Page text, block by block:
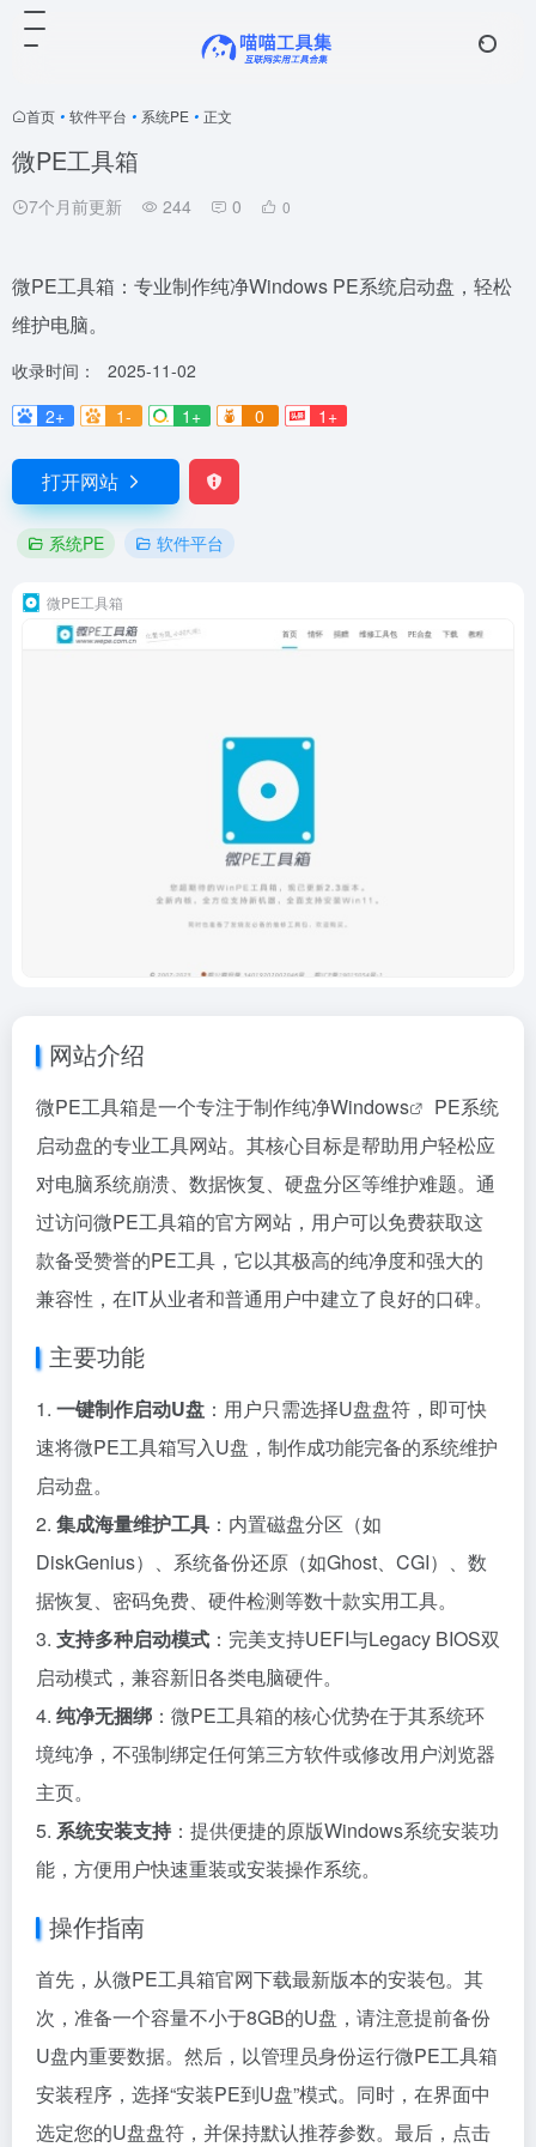
首页 • 软件平台 • 系统PE • 正文
微PE工具箱
7个月前更新 244 0 0
微PE工具箱：专业制作纯净Windows PE系统启动盘，轻松
维护电脑。
收录时间：
2025-11-02
2+
1- 1+ 0 1+
打开网站
系统PE 软件平台
微PE工具箱
网站介绍
微PE工具箱是一个专注于制作纯净Windows
PE系统
启动盘的专业工具网站。其核心目标是帮助用户轻松应
对电脑系统崩溃、数据恢复、硬盘分区等维护难题。通
过访问微PE工具箱的官方网站，用户可以免费获取这
款备受赞誉的PE工具，它以其极高的纯净度和强大的
兼容性，在IT从业者和普通用户中建立了良好的口碑。
主要功能
1. 一键制作启动U盘 ：用户只需选择U盘盘符，即可快
速将微PE工具箱写入U盘，制作成功能完备的系统维护
启动盘。
2. 集成海量维护工具 ：内置磁盘分区（如
DiskGenius）、系统备份还原（如Ghost、CGI）、数
据恢复、密码免费、硬件检测等数十款实用工具。
3. 支持多种启动模式 ：完美支持UEFI与Legacy BIOS双
启动模式，兼容新旧各类电脑硬件。
4. 纯净无捆绑 ：微PE工具箱的核心优势在于其系统环
境纯净，不强制绑定任何第三方软件或修改用户浏览器
主页。
5. 系统安装支持 ：提供便捷的原版Windows系统安装功
能，方便用户快速重装或安装操作系统。
操作指南
首先，从微PE工具箱官网下载最新版本的安装包。其
次，准备一个容量不小于8GB的U盘，请注意提前备份
U盘内重要数据。然后，以管理员身份运行微PE工具箱
安装程序，选择“安装PE到U盘”模式。同时，在界面中
选定您的U盘盘符，并保持默认推荐参数。最后，点击